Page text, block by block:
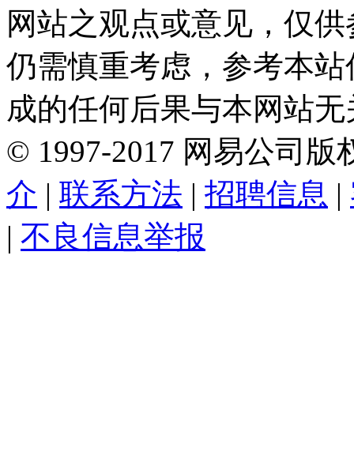
网站之观点或意见，仅
仍需慎重考虑，参考本
成的任何后果与本网站
© 1997-2017 网易公司版
介 | 联系方法 | 招聘信息 |
| 不良信息举报